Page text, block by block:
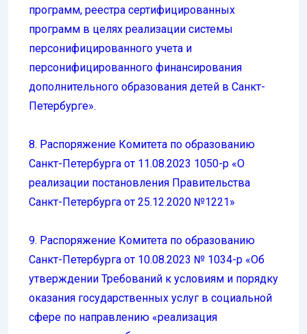
программ, реестра сертифицированных
программ в целях реализации системы
персонифицированного учета и
персонифицированного финансирования
дополнительного образования детей в Санкт-
Петербурге».
8. Распоряжение Комитета по образованию
Санкт-Петербурга от 11.08.2023 1050-р «О
реализации постановления Правительства
Санкт-Петербурга от 25.12.2020 №1221»
9. Распоряжение Комитета по образованию
Санкт-Петербурга от 10.08.2023 № 1034-р «Об
утверждении Требований к условиям и порядку
оказания государственных услуг в социальной
сфере по направлению «реализация